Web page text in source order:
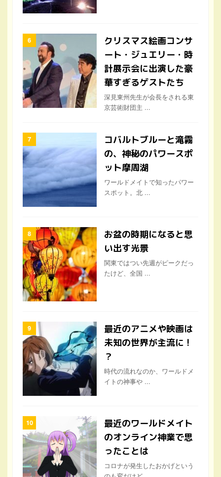
クリスマス絵画コンサ
ート・ジュエリー・時
計展示会に出演した豪
華すぎるゲストたち
深見東州先生が会長をされる東
京芸術財団主 ...
コバルトブルーと滝霧
の、神秘のパワースポ
ット摩周湖
ワールドメイトで知ったパワー
スポット。北 ...
お盆の時期になると思
い出す光景
関東ではつい先週がピークだっ
たけど、全国 ...
最近のアニメや映画は
未知の世界が主流に !
？
時代の流れなのか、ワールドメ
イトの神事や ...
最近のワールドメイト
のオンライン神業で思
ったことは
コロナが発生したおかげという